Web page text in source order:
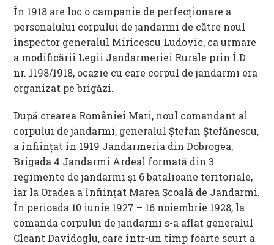
În 1918 are loc o campanie de perfecţionare a
personalului corpului de jandarmi de către noul
inspector generalul Miricescu Ludovic, ca urmare
a modificării Legii Jandarmeriei Rurale prin Î.D.
nr. 1198/1918, ocazie cu care corpul de jandarmi era
organizat pe brigăzi.
După crearea României Mari, noul comandant al
corpului de jandarmi, generalul Ştefan Ştefănescu,
a înfiinţat în 1919 Jandarmeria din Dobrogea,
Brigada 4 Jandarmi Ardeal formată din 3
regimente de jandarmi şi 6 batalioane teritoriale,
iar la Oradea a înfiinţat Marea Şcoală de Jandarmi.
În perioada 10 iunie 1927 – 16 noiembrie 1928, la
comanda corpului de jandarmi s-a aflat generalul
Cleant Davidoglu, care într-un timp foarte scurt a